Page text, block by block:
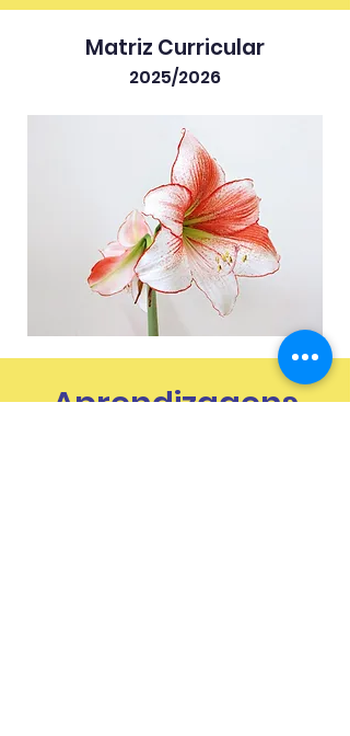
Matriz Curricular
2025/2026
Aprendizagens